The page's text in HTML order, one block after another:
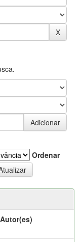
Ordenar
Autor(es)